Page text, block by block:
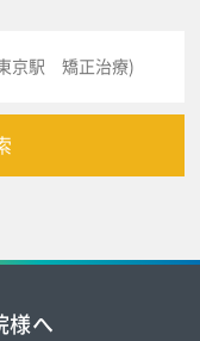
様へ